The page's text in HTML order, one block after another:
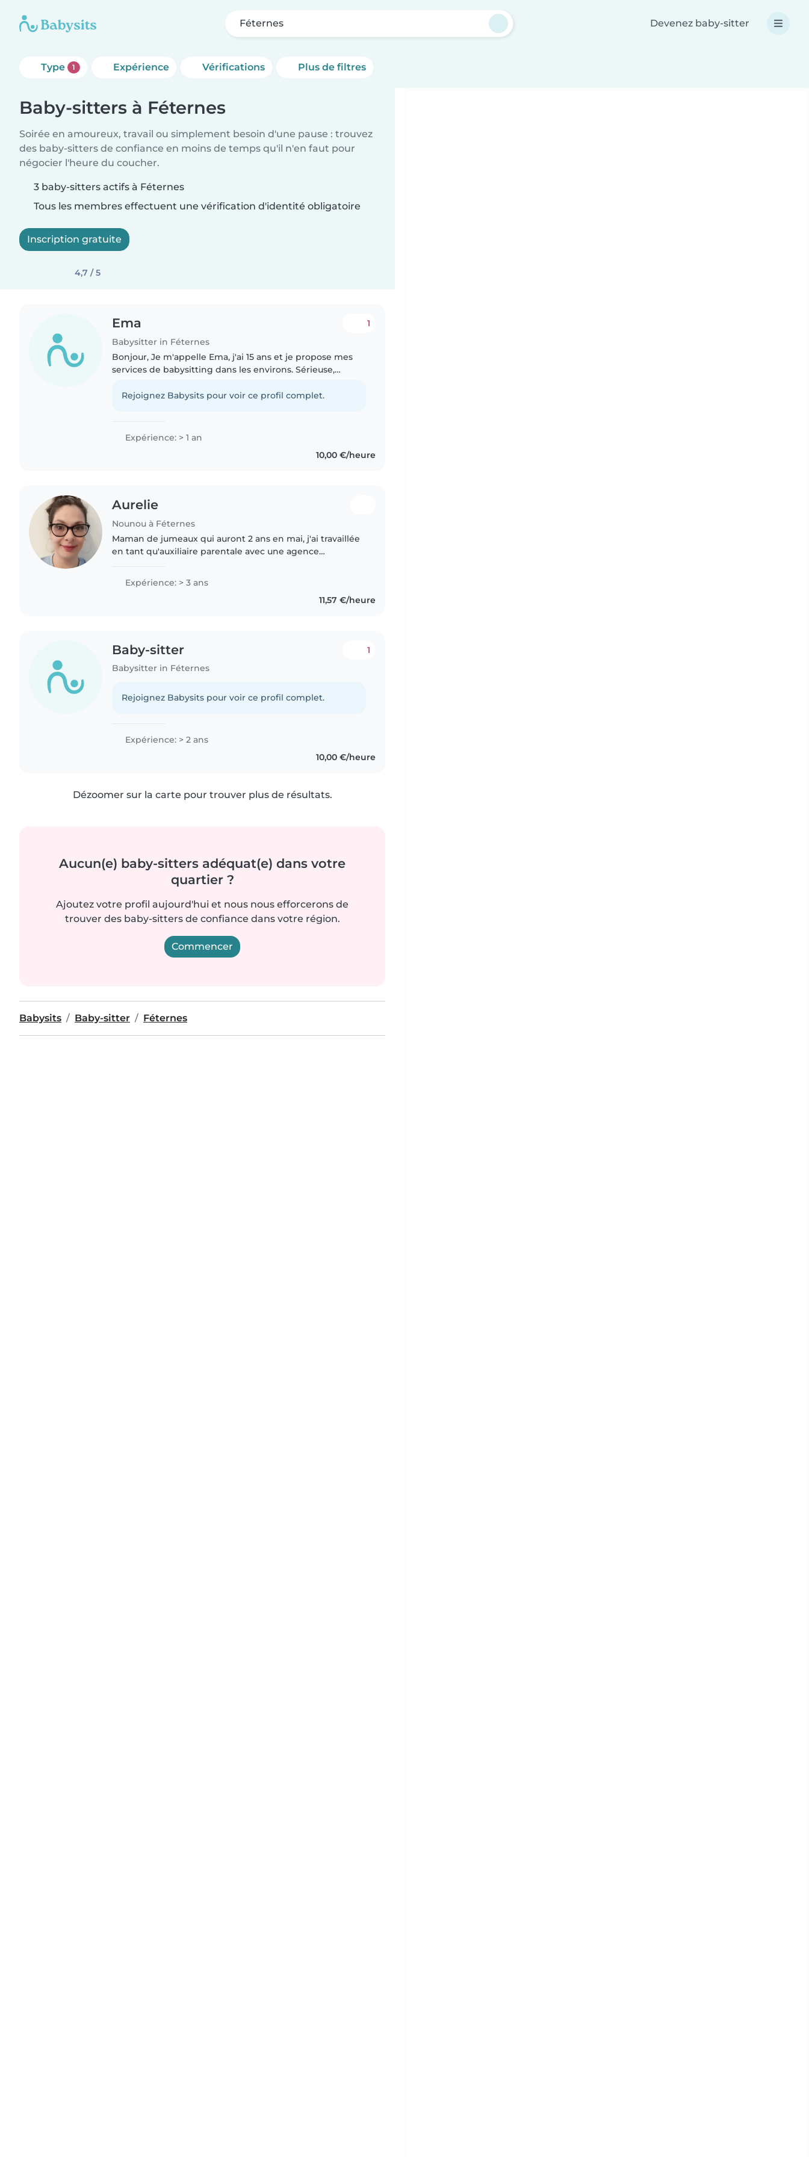
Féternes Devenez baby-sitter
Type 1 Expérience Vérifications Plus de filtres
Baby-sitters à Féternes
Soirée en amoureux, travail ou simplement besoin d'une pause : trouvez
des baby-sitters de confiance en moins de temps qu'il n'en faut pour
négocier l'heure du coucher.
3 baby-sitters actifs à Féternes
Tous les membres effectuent une vérification d'identité obligatoire
Inscription gratuite
4,7 / 5
Ema
Babysitter in Féternes
1
Bonjour, Je m'appelle Ema, j'ai 15 ans et je propose mes
services de babysitting dans les environs. Sérieuse,
enfants et veiller..
Rejoignez Babysits pour voir ce profil complet.
Expérience: > 1 an
10,00 €/heure
Aurelie
Nounou à Féternes
Maman de jumeaux qui auront 2 ans en mai, j'ai travaillée
en tant qu'auxiliaire parentale avec une agence
Expérience: > 3 ans
11,57 €/heure
Baby-sitter
Babysitter in Féternes
1
Rejoignez Babysits pour voir ce profil complet.
Expérience: > 2 ans
10,00 €/heure
Dézoomer sur la carte pour trouver plus de résultats.
Aucun(e) baby-sitters adéquat(e) dans votre
quartier ?
Ajoutez votre profil aujourd'hui et nous nous efforcerons de
trouver des baby-sitters de confiance dans votre région.
Commencer
Babysits Baby-sitter Féternes